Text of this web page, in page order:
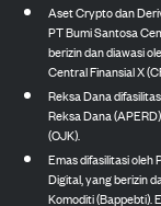
Aset Crypto dan
PT Bumi Santosa
berizin dan diawasi
Central Finansial X
Reksa Dana
Reksa Dana
(OJK).
Emas difasilitasi oleh
Digital, yang berizin
Komoditi (Bappebti).